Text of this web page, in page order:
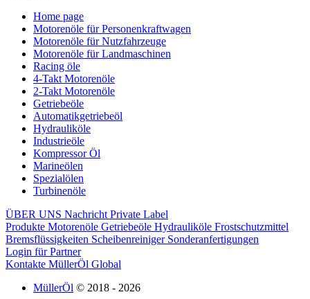
Home page
Motorenöle für Personenkraftwagen
Motorenöle für Nutzfahrzeuge
Motorenöle für Landmaschinen
Racing öle
4-Takt Motorenöle
2-Takt Motorenöle
Getriebeöle
Automatikgetriebeöl
Hydrauliköle
Industrieöle
Kompressor Öl
Marineölen
Spezialölen
Turbinenöle
ÜBER UNS Nachricht Private Label
Produkte Motorenöle Getriebeöle Hydrauliköle Frostschutzmittel
Bremsflüssigkeiten Scheibenreiniger Sonderanfertigungen
Login für Partner
Kontakte MüllerÖl Global
MüllerÖl © 2018 - 2026